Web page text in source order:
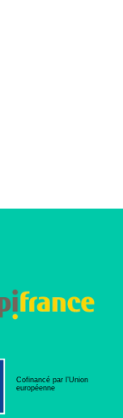
Cofinancé par l’Union
européenne